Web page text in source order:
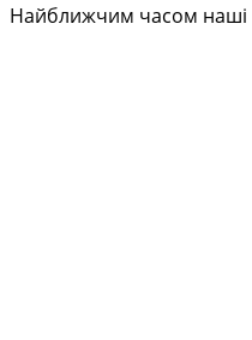
Найближчим часом наші